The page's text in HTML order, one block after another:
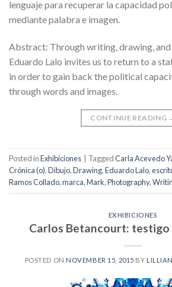
lenguaje para recuperar la capacidad
mediante palabra e imagen.
Abstract: Through writing, drawing,
Eduardo Lalo invites us to return to a
in order to gain back the political
through words and images.
CONTINUE READING
Posted inExhibiciones TaggedCarla Acevedo
Crónica (o),Dibujo,Drawing,Eduardo Lalo,
Ramos Collado,marca,Mark,Photography,
EXHIBICIONES
Carlos Betancourt: testigo
POSTED ON NOVEMBER 15, 2015 BY